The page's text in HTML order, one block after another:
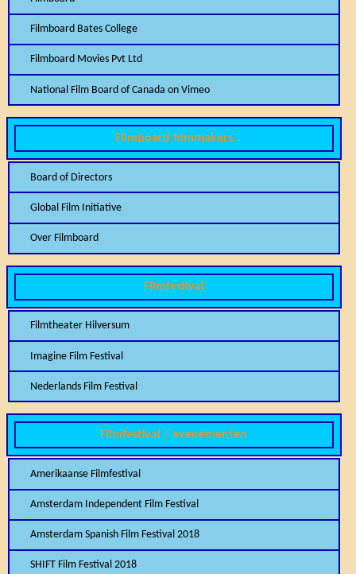
Filmboard Bates College
Filmboard Movies Pvt Ltd
National Film Board of Canada on Vimeo
Filmboard filmmakers
Board of Directors
Global Film Initiative
Over Filmboard
Filmfestival
Filmtheater Hilversum
Imagine Film Festival
Nederlands Film Festival
Filmfestival / evenementen
Amerikaanse Filmfestival
Amsterdam Independent Film Festival
Amsterdam Spanish Film Festival 2018
SHIFT Film Festival 2018